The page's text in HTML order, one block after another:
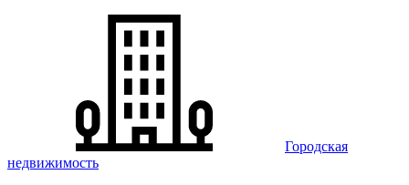
Городская
недвижимость